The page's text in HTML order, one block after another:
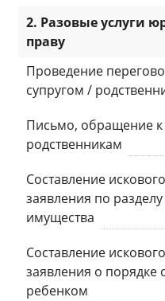
2. Разовые услуги
праву
Проведение
супругом /
Письмо, обращение к
родственникам
Составление искового
заявления по разделу
имущества
Составление искового
заявления о порядке
ребенком